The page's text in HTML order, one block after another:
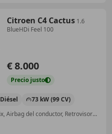
Citroen C4 Cactus 1.6
BlueHDi Feel 100
€ 8.000
Precio justo
Diésel
73 kW (99 CV)
Garantia, Bluetooth, CD, ABS, Isofix, Airbag del conductor, Retrovisores laterales eléctricos, Airbag acompañante